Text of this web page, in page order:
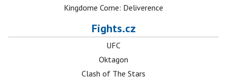
Kingdome Come: Deliverence
Fights.cz
UFC
Oktagon
Clash of The Stars